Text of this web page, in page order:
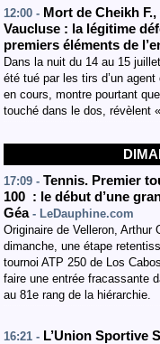
12:00 - Mort de Cheikh
Vaucluse : la légitime
premiers éléments de
Dans la nuit du 14 au 15
été tué par les tirs d’un agent
en cours, montre pourtant
touché dans le dos, révèlent
17:09 - Tennis. Premier
100 : le début d’une
Géa - LeDauphine.com
Originaire de Velleron,
dimanche, une étape
tournoi ATP 250 de Los
faire une entrée fracassante
au 81e rang de la hiérarchie.
16:21 - L’Union Sportive